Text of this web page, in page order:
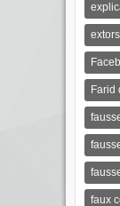
Farid
faux